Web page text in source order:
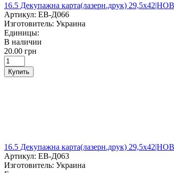
16.5 Декупажна карта(лазерн.друк)
Артикул: ЕВ-Д066
Изготовитель: Украина
Единицы:
В наличии
20.00 грн
Купить
16.5 Декупажна карта(лазерн.друк)
Артикул: ЕВ-Д063
Изготовитель: Украина